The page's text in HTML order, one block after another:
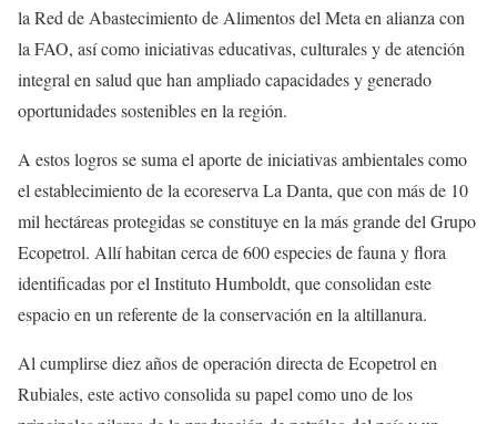
la Red de Abastecimiento de Alimentos del Meta en alianza con
la FAO, así como iniciativas educativas, culturales y de atención
integral en salud que han ampliado capacidades y generado
oportunidades sostenibles en la región.
A estos logros se suma el aporte de iniciativas ambientales como
el establecimiento de la ecoreserva La Danta, que con más de 10
mil hectáreas protegidas se constituye en la más grande del Grupo
Ecopetrol. Allí habitan cerca de 600 especies de fauna y flora
identificadas por el Instituto Humboldt, que consolidan este
espacio en un referente de la conservación en la altillanura.
Al cumplirse diez años de operación directa de Ecopetrol en
Rubiales, este activo consolida su papel como uno de los